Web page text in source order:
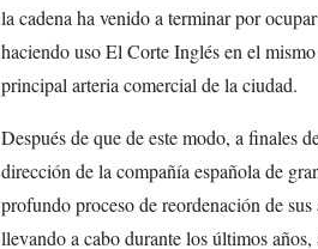
la cadena ha venido a terminar por
haciendo uso El Corte Inglés en el
principal arteria comercial de la ciudad.
Después de que de este modo, a finales
dirección de la compañía española de
profundo proceso de reordenación de
llevando a cabo durante los últimos